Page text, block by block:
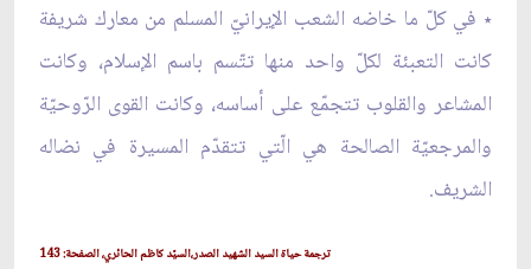
٭ في كلّ ما خاضه الشعب الإيرانيّ المسلم من معارك شريفة
كانت التعبئة لكلّ واحد منها تتّسم باسم الإسلام، وكانت
المشاعر والقلوب تتجمّع على أساسه، وكانت القوى الرّوحيّة
والمرجعيّة الصالحة هي الّتي تتقدّم المسيرة في نضاله
الشريف.
ترجمة حياة السيد الشهيد الصدر،السيّد كاظم الحائري، الصفحة: 143